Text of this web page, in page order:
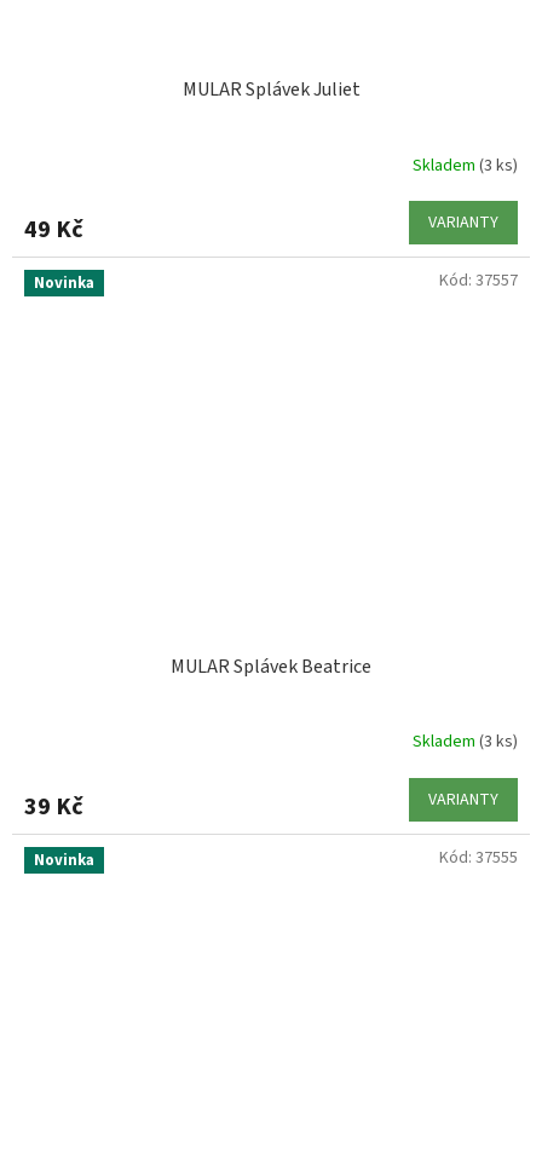
MULAR Splávek Juliet
Skladem (3 ks)
49 Kč VARIANTY
Novinka
MULAR Splávek Beatrice
Skladem (3 ks)
39 Kč VARIANTY
Kód: 37557
Novinka Kód: 37555